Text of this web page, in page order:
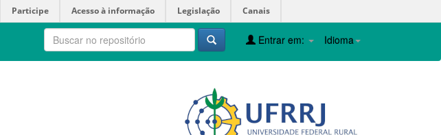
Participe Acesso à informação Legislação Canais
Idioma
Entrar em: